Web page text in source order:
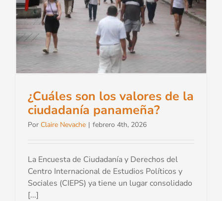
¿Cuáles son los valores de la
ciudadanía panameña?
Por Claire Nevache | febrero 4th, 2026
La Encuesta de Ciudadanía y Derechos del
Centro Internacional de Estudios Políticos y
Sociales (CIEPS) ya tiene un lugar consolidado
[...]